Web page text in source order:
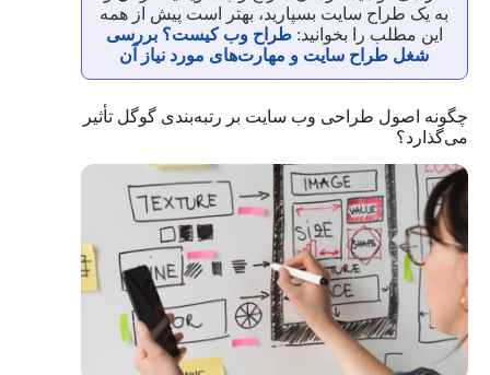
به یک طراح سایت بسپارید، بهتر است پیش از همه
این مطلب را بخوانید:طراح وب کیست؟ بررسی
شغل طراح سایت و مهارت‌های مورد نیاز آن
چگونه اصول طراحی وب سایت بر رتبه‌بندی گوگل تأثیر
می‌گذارد؟